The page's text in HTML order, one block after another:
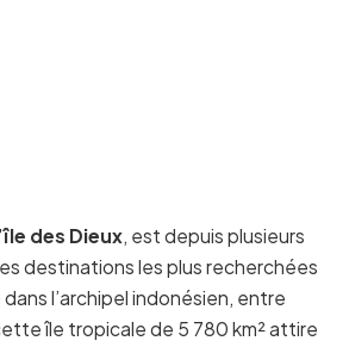
des Dieux, est depuis plusieurs
destinations les plus recherchées
l’archipel indonésien, entre
île tropicale de 5 780 km² attire